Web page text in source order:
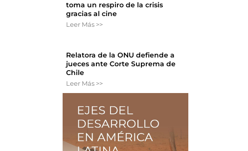
toma un respiro de la crisis
gracias al cine
Leer Más >>
Relatora de la ONU defiende a
jueces ante Corte Suprema de
Chile
Leer Más >>